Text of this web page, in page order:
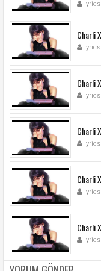
lyrics
Charli
lyrics
Charli
lyrics
Charli
lyrics
Charli
lyrics
Charli
lyrics